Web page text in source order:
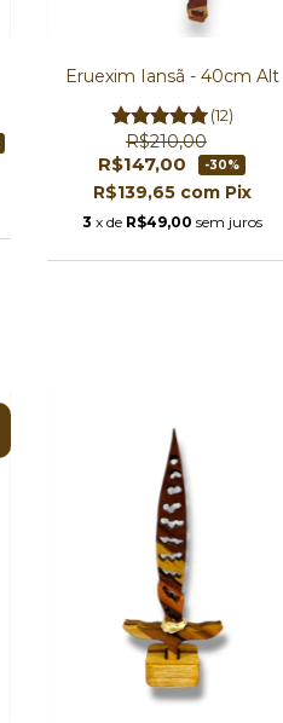
Eruexim Iansã - 40cm Alt
(12)
R$210,00
R$147,00 -30%
R$139,65 com Pix
3 x de R$49,00 sem juros